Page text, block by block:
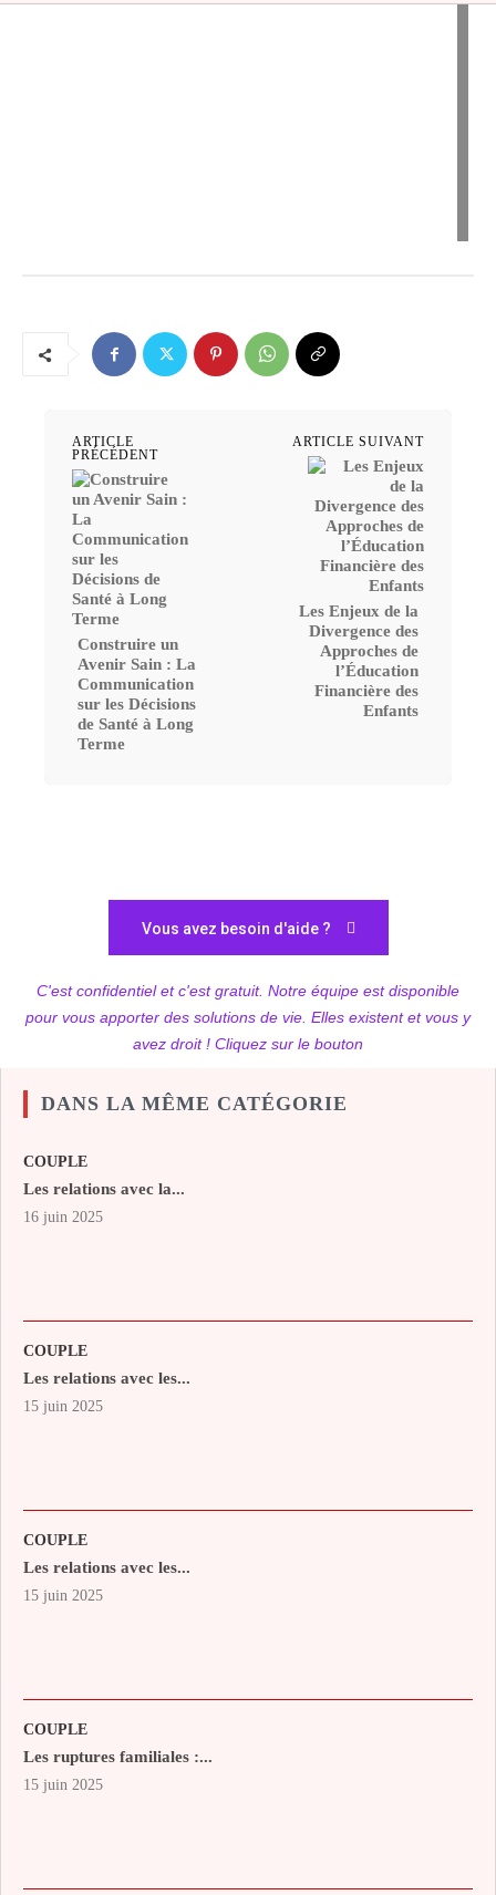
ARTICLE
PRÉCÉDENT
Construire un
Avenir Sain : La
Communication
sur les Décisions
de Santé à Long
Terme
ARTICLE SUIVANT
Les Enjeux de la
Divergence des
Approches de
l’Éducation
Financière des
Enfants
Vous avez besoin d'aide ?
C'est confidentiel et c'est gratuit. Notre équipe est disponible
pour vous apporter des solutions de vie. Elles existent et vous y
avez droit ! Cliquez sur le bouton
DANS LA MÊME CATÉGORIE
COUPLE
Les relations avec la...
16 juin 2025
COUPLE
Les relations avec les...
15 juin 2025
COUPLE
Les relations avec les...
15 juin 2025
COUPLE
Les ruptures familiales :...
15 juin 2025